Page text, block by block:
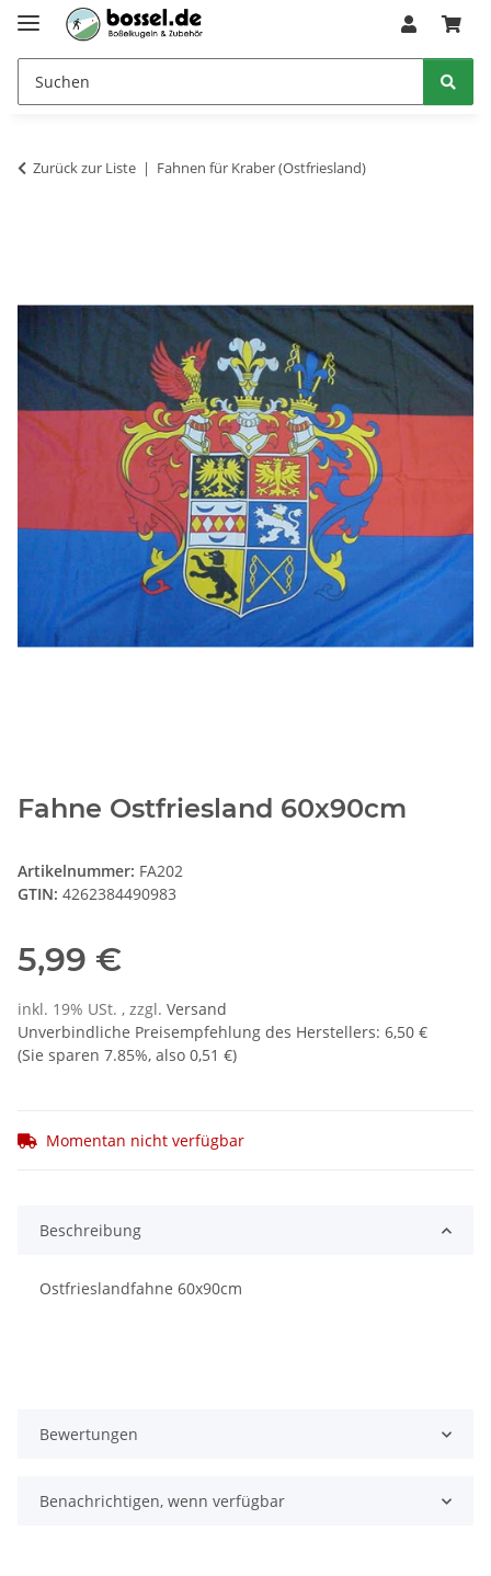
Zurück zur Liste Fahnen für Kraber (Ostfriesland)
Fahne Ostfriesland 60x90cm
Artikelnummer: FA202
GTIN: 4262384490983
5,99 €
inkl. 19% USt. , zzgl. Versand
Unverbindliche Preisempfehlung des Herstellers: 6,50 €
(Sie sparen 7.85%, also 0,51 €)
Momentan nicht verfügbar
Beschreibung
Ostfrieslandfahne 60x90cm
Bewertungen
Benachrichtigen, wenn verfügbar